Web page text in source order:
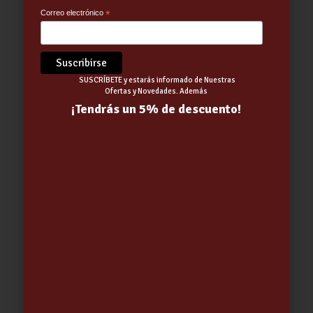
Correo electrónico*
SUSCRÍBETE y estarás informado de Nuestras
Ofertas y Novedades. Además
¡Tendrás un 5% de descuento!